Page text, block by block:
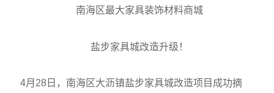
南海区最大家具装饰材料商城
盐步家具城改造升级！
4月28日，南海区大沥镇盐步家具城改造项目成功摘